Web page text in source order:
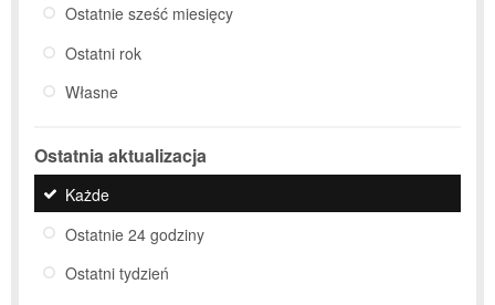
Ostatnie sześć miesięcy
Ostatni rok
Własne
Ostatnia aktualizacja
Każde
Ostatnie 24 godziny
Ostatni tydzień